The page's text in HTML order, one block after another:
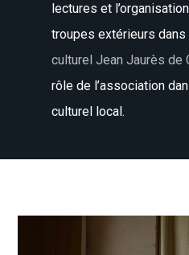
lectures et
troupes extérieurs dans
culturel Jean Jaurès de
rôle de l’association
culturel local.